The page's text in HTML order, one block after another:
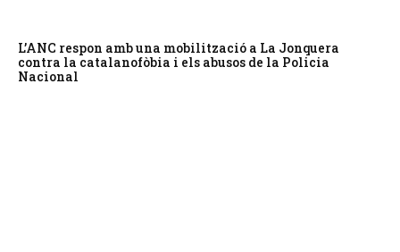
L’ANC respon amb una mobilització a La Jonquera
contra la catalanofòbia i els abusos de la Policia
Nacional